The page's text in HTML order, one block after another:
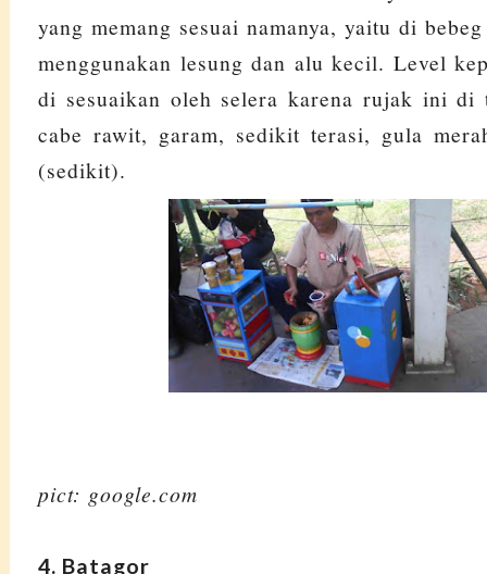
yang memang sesuai namanya, yaitu di
menggunakan lesung dan alu kecil. Level
di sesuaikan oleh selera karena rujak ini di
cabe rawit, garam, sedikit terasi, gula
(sedikit).
pict: google.com
4. Batagor